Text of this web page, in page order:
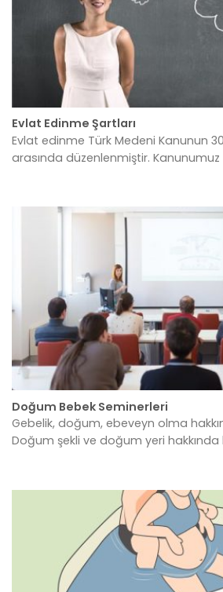
Evlat Edinme Şartları
Evlat edinme Türk Medeni Kanunun
arasında düzenlenmiştir. Kanunumuz
Doğum Bebek Seminerleri
Gebelik, doğum, ebeveyn olma
Doğum şekli ve doğum yeri hakkında